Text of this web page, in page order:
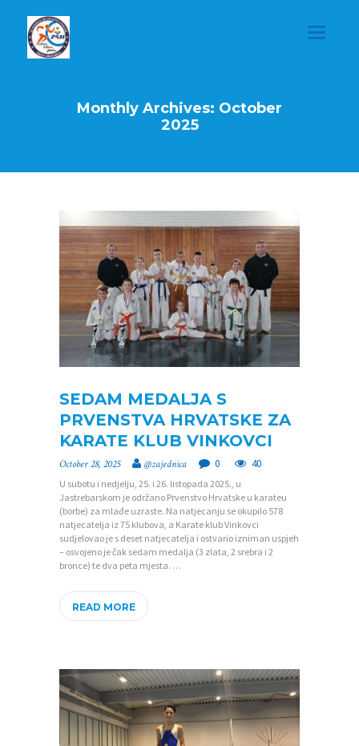
Monthly Archives: October
2025
SEDAM MEDALJA S
PRVENSTVA HRVATSKE ZA
KARATE KLUB VINKOVCI
October 28, 2025 @zajednica 0 40
U subotu i nedjelju, 25. i 26. listopada 2025., u
Jastrebarskom je održano Prvenstvo Hrvatske u karateu
(borbe) za mlađe uzraste. Na natjecanju se okupilo 578
natjecatelja iz 75 klubova, a Karate klub Vinkovci
sudjelovao je s deset natjecatelja i ostvario izniman uspjeh
– osvojeno je čak sedam medalja (3 zlata, 2 srebra i 2
bronce) te dva peta mjesta. …
READ MORE